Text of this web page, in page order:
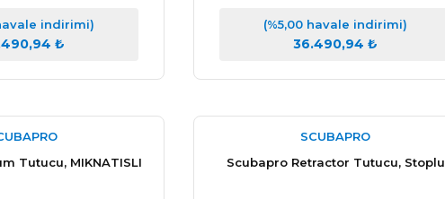
indirimi)
₺
(%5,00 havale indirimi)
36.490,94 ₺
Tutucu, MIKNATISLI
SCUBAPRO
Scubapro Retractor Tutucu, Stoplu